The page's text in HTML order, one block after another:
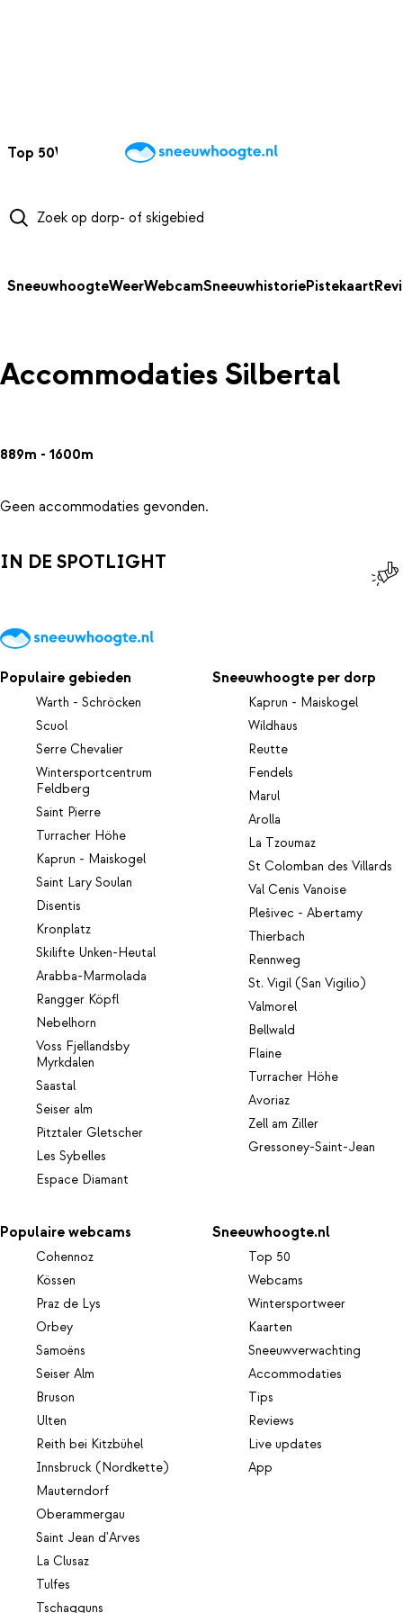
Top 50Webcams WintersportweerKaarten
SneeuwhoogteWeerWebcamSneeuwhistoriePistekaart
Accommodaties Silbertal
889m - 1600m
Geen accommodaties gevonden.
IN DE SPOTLIGHT
Populaire gebieden
Warth - Schröcken
Scuol
Serre Chevalier
Wintersportcentrum
Feldberg
Saint Pierre
Turracher Höhe
Kaprun - Maiskogel
Saint Lary Soulan
Disentis
Kronplatz
Skilifte Unken-Heutal
Arabba-Marmolada
Rangger Köpfl
Nebelhorn
Voss Fjellandsby
Myrkdalen
Saastal
Seiser alm
Pitztaler Gletscher
Les Sybelles
Espace Diamant
Sneeuwhoogte per dorp
Kaprun - Maiskogel
Wildhaus
Reutte
Fendels
Marul
Arolla
La Tzoumaz
St Colomban des Villards
Val Cenis Vanoise
Plešivec - Abertamy
Thierbach
Rennweg
St. Vigil (San Vigilio)
Valmorel
Bellwald
Flaine
Turracher Höhe
Avoriaz
Zell am Ziller
Gressoney-Saint-Jean
Populaire webcams
Cohennoz
Kössen
Praz de Lys
Orbey
Samoëns
Seiser Alm
Bruson
Ulten
Reith bei Kitzbühel
Innsbruck (Nordkette)
Mauterndorf
Oberammergau
Saint Jean d'Arves
La Clusaz
Tulfes
Tschagguns
Sneeuwhoogte.nl
Top 50
Webcams
Wintersportweer
Kaarten
Sneeuwverwachting
Accommodaties
Tips
Reviews
Live updates
App